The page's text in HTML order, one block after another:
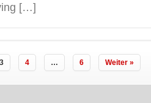
[…]
3 4 … 6 Weiter »